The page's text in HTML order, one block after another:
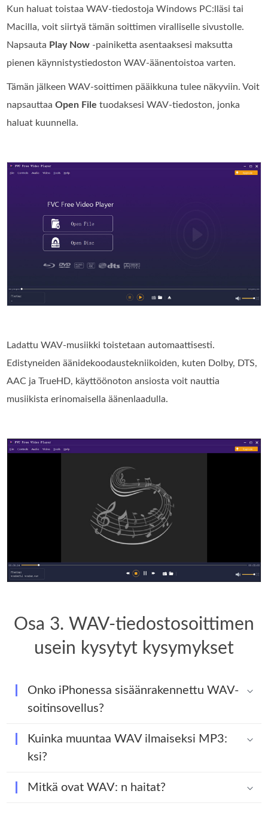
Kun haluat toistaa WAV-tiedostoja Windows PC:lläsi tai
Macilla, voit siirtyä tämän soittimen viralliselle sivustolle.
Napsauta Play Now -painiketta asentaaksesi maksutta
pienen käynnistystiedoston WAV-äänentoistoa varten.
Tämän jälkeen WAV-soittimen pääikkuna tulee näkyviin. Voit
napsauttaaOpen File tuodaksesi WAV-tiedoston, jonka
haluat kuunnella.
Ladattu WAV-musiikki toistetaan automaattisesti.
Edistyneiden äänidekoodaustekniikoiden, kuten Dolby, DTS,
AAC ja TrueHD, käyttöönoton ansiosta voit nauttia
musiikista erinomaisella äänenlaadulla.
Osa 3. WAV-tiedostosoittimen
usein kysytyt kysymykset
Onko iPhonessa sisäänrakennettu WAV-
soitinsovellus?
Kuinka muuntaa WAV ilmaiseksi MP3:
ksi?
Mitkä ovat WAV: n haitat?